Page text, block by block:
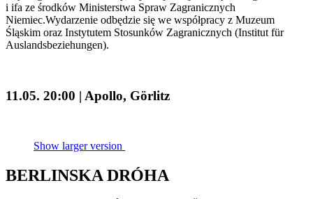
i ifa ze środków Ministerstwa Spraw Zagranicznych
Niemiec.Wydarzenie odbędzie się we współpracy z Muzeum
Śląskim oraz Instytutem Stosunków Zagranicznych (Institut für
Auslandsbeziehungen).
11.05. 20:00 | Apollo, Görlitz
Show larger version
BERLINSKA DRÓHA